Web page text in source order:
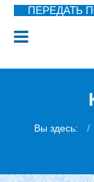
ПЕРЕДАТЬ
Вы здесь: